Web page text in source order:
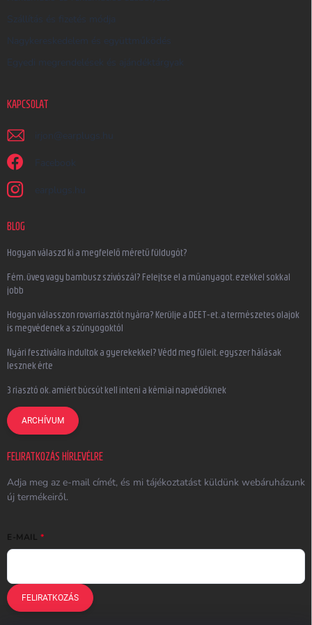
Szállítás és fizetés módja
Nagykereskedelem és együttműködés
Egyedi megrendelések és ajándéktárgyak
KAPCSOLAT
irjon @ earplugs.hu
Facebook
earplugs.hu
BLOG
Hogyan válaszd ki a megfelelő méretű füldugót?
Fém, üveg vagy bambusz szívószál? Felejtse el a műanyagot, ezekkel sokkal
jobb
Hogyan válasszon rovarriasztót nyárra? Kerülje a DEET-et, a természetes olajok
is megvédenek a szúnyogoktól
Nyári fesztiválra indultok a gyerekekkel? Védd meg füleit, egyszer hálásak
lesznek érte
3 riasztó ok, amiért búcsút kell inteni a kémiai napvédőknek
ARCHÍVUM
FELIRATKOZÁS HÍRLEVÉLRE
Adja meg az e-mail címét, és mi tájékoztatást küldünk webáruházunk
új termékeiről.
E-MAIL
FELIRATKOZÁS